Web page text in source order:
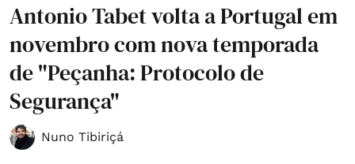
Antonio Tabet volta a Portugal em
novembro com nova temporada
de "Peçanha: Protocolo de
Segurança"
Nuno Tibiriçá